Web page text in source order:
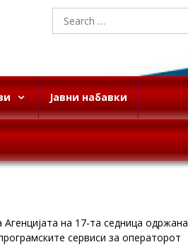
Search
for:
Јавни набавки
на 17-та седница одржана
сервиси за операторот